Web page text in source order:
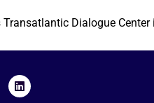
Dialogue